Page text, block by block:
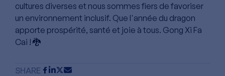
cultures diverses et nous sommes fiers de favoriser
un environnement inclusif. Que l'année du dragon
apporte prospérité, santé et joie à tous. Gong Xi Fa
Cai ! 🐉
SHARE